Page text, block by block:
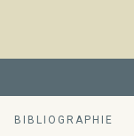
BIBLIOGRAPHIE